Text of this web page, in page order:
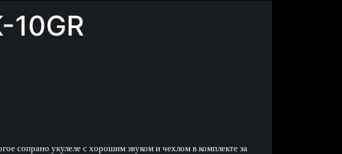
10GR
сопрано укулеле с хорошим звуком и чехлом в комплекте за